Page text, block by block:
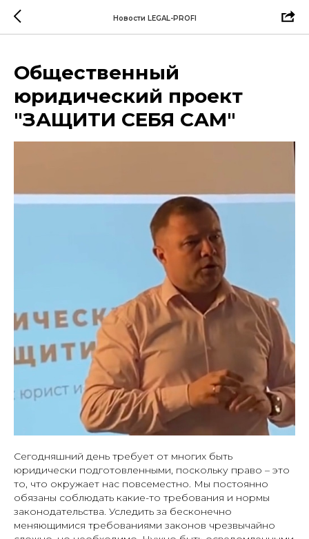
Новости LEGAL-PROFI
Общественный
юридический проект
"ЗАЩИТИ СЕБЯ САМ"
Сегодняшний день требует от многих быть
юридически подготовленными, поскольку право – это
то, что окружает нас повсеместно. Мы постоянно
обязаны соблюдать какие-то требования и нормы
законодательства. Уследить за бесконечно
меняющимися требованиями законов чрезвычайно